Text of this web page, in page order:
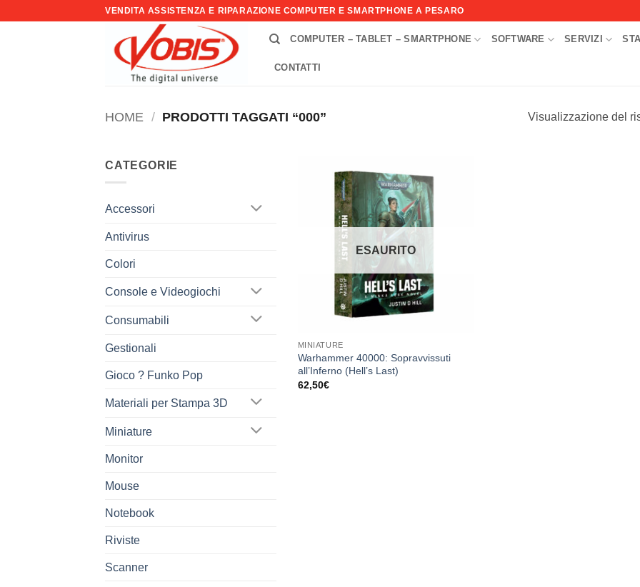
VENDITA ASSISTENZA E RIPARAZIONE COMPUTER E SMARTPHONE A PESARO
COMPUTER – TABLET – SMARTPHONE SOFTWARE SERVIZI
CONTATTI
HOME / PRODOTTI TAGGATI “000” Visualizzazione del
CATEGORIE
Accessori
Antivirus
Colori
Console e Videogiochi
Consumabili
Gestionali
Gioco ? Funko Pop
Materiali per Stampa 3D
Miniature
Monitor
Mouse
Notebook
Riviste
Scanner
Aggiungi
desideri
ESAURITO
MINIATURE
Warhammer 40000: Sopravvissuti
all’Inferno (Hell’s Last)
62,50€